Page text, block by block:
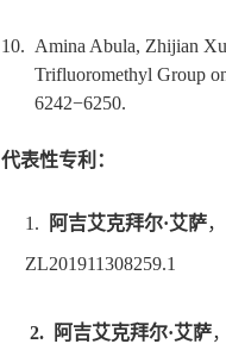
10. Amina Abula, Zhijian
Trifluoromethyl Group
6242−6250.
代表性专利：
1. 阿吉艾克拜尔·艾萨
ZL201911308259.1
2. 阿吉艾克拜尔·艾萨